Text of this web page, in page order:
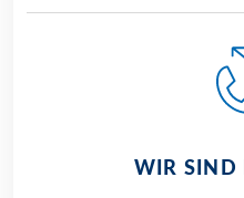
WIR SIND